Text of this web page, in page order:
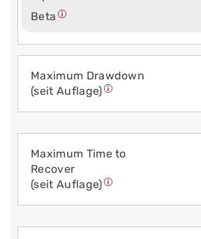
Beta
Maximum Drawdown
(seit Auflage)
Maximum Time to
Recover
(seit Auflage)